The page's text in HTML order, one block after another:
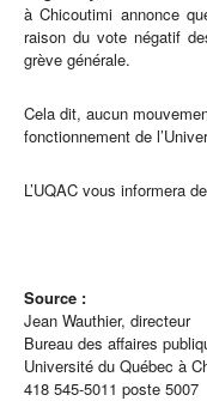
à Chicoutimi annonce
raison du vote négatif
grève générale.
Cela dit, aucun
fonctionnement de
L’UQAC vous informera
Source :
Jean Wauthier, directeur
Bureau des affaires
Université du Québec à
418 545-5011 poste 5007